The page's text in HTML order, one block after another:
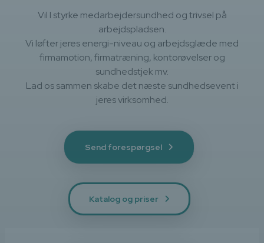
Vil I styrke medarbejdersundhed og trivsel på
arbejdspladsen.
Vi løfter jeres energi-niveau og arbejdsglæde med
firmamotion, firmatræning, kontorøvelser og
sundhedstjek mv.
Lad os sammen skabe det næste sundhedsevent i
jeres virksomhed.
Send forespørgsel
Katalog og priser